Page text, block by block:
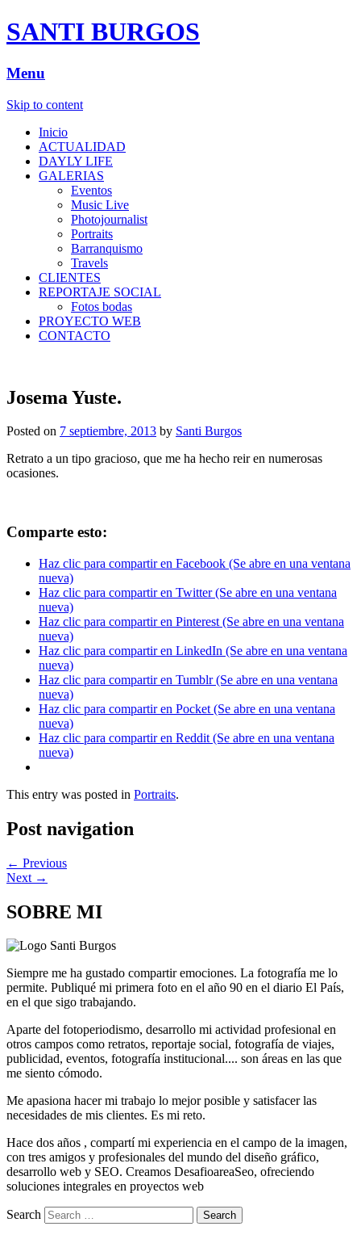
SANTI BURGOS
Menu
Skip to content
Inicio
ACTUALIDAD
DAYLY LIFE
GALERIAS
Eventos
Music Live
Photojournalist
Portraits
Barranquismo
Travels
CLIENTES
REPORTAJE SOCIAL
Fotos bodas
PROYECTO WEB
CONTACTO
Josema Yuste.
Posted on 7 septiembre, 2013 by Santi Burgos
Retrato a un tipo gracioso, que me ha hecho reir en numerosas
ocasiones.
Comparte esto:
Haz clic para compartir en Facebook (Se abre en una ventana
nueva)
Haz clic para compartir en Twitter (Se abre en una ventana
nueva)
Haz clic para compartir en Pinterest (Se abre en una ventana
nueva)
Haz clic para compartir en LinkedIn (Se abre en una ventana
nueva)
Haz clic para compartir en Tumblr (Se abre en una ventana
nueva)
Haz clic para compartir en Pocket (Se abre en una ventana
nueva)
Haz clic para compartir en Reddit (Se abre en una ventana
nueva)
This entry was posted in Portraits.
Post navigation
← Previous
Next →
SOBRE MI
Siempre me ha gustado compartir emociones. La fotografía me lo
permite. Publiqué mi primera foto en el año 90 en el diario El País,
en el que sigo trabajando.
Aparte del fotoperiodismo, desarrollo mi actividad profesional en
otros campos como retratos, reportaje social, fotografía de viajes,
publicidad, eventos, fotografía institucional.... son áreas en las que
me siento cómodo.
Me apasiona hacer mi trabajo lo mejor posible y satisfacer las
necesidades de mis clientes. Es mi reto.
Hace dos años , compartí mi experiencia en el campo de la imagen,
con tres amigos y profesionales del mundo del diseño gráfico,
desarrollo web y SEO. Creamos DesafioareaSeo, ofreciendo
soluciones integrales en proyectos web
Search